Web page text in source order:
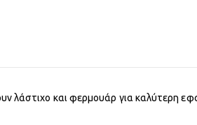
λάστιχο και φερμουάρ για καλύτερη